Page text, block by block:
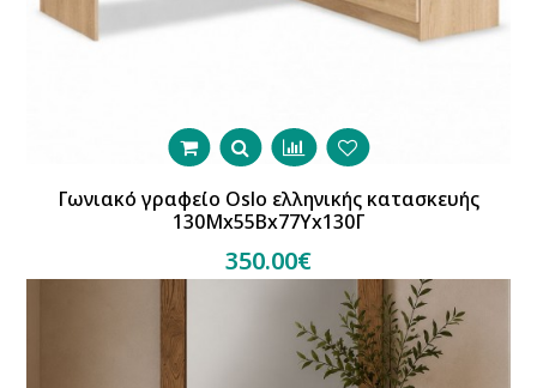
Γωνιακό γραφείο Oslo ελληνικής κατασκευής
130Mx55Bx77Yx130Γ
350.00€